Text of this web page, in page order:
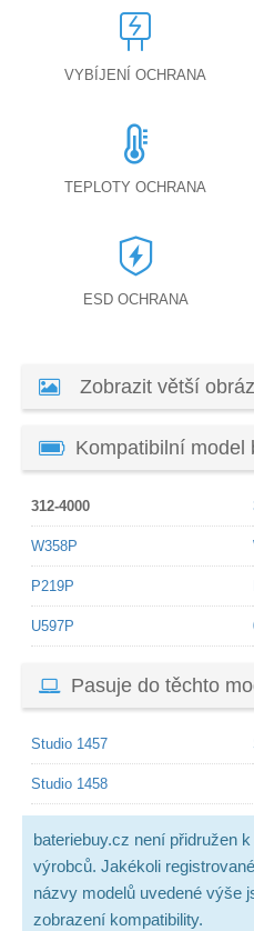
VYBÍJENÍ OCHRANA
TEPLOTY OCHRANA
ESD OCHRANA
Zobrazit větší
Kompatibilní model
312-4000
W358P
P219P
U597P
Pasuje do těchto
Studio 1457
Studio 1458
bateriebuy.cz není přidružen
výrobců. Jakékoli
názvy modelů uvedené výše
zobrazení kompatibility.